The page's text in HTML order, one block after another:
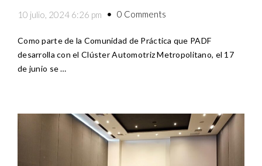
10 julio, 2024 6:26 pm 0 Comments
Como parte de la Comunidad de Práctica que PADF
desarrolla con el Clúster Automotriz Metropolitano, el 17
de junio se …